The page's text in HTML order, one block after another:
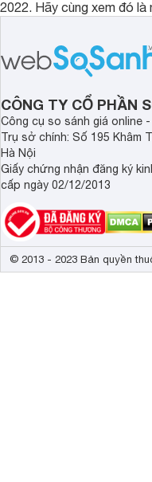
2022. Hãy cùng xem đó là
CÔNG TY CỔ PHẦN
Công cụ so sánh giá online
Trụ sở chính: Số 195 Khâm
Hà Nội
Giấy chứng nhận đăng ký
cấp ngày 02/12/2013
© 2013 - 2023 Bản quyền